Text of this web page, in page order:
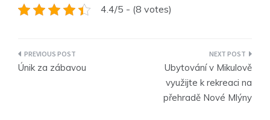
4.4/5 - (8 votes)
Navigace
Únik za zábavou
Ubytování v Mikulově
využijte k rekreaci na
přehradě Nové Mlýny